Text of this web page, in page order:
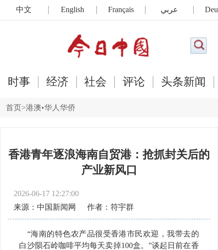
中文 English Français عربي
时事 经济 社会 评论 头条新闻
首页>港澳•华人华侨
香港青年逐浪海南自贸港：抢抓封关后的
产业新风口
2026-06-17 12:27:00
来源：中国新闻网
作者：符宇群
“海南的特色农产品很受香港市民欢迎，我带去的
白沙陨石岭咖啡平均每天卖掉100盒。”谈起日前在香